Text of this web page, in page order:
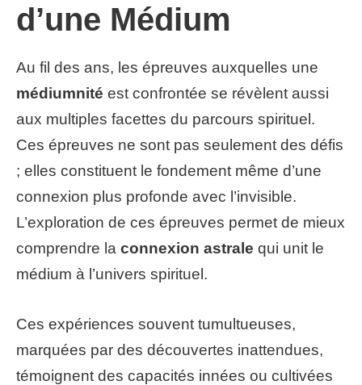
d’une Médium
Au fil des ans, les épreuves auxquelles une
médiumnité est confrontée se révèlent aussi
aux multiples facettes du parcours spirituel.
Ces épreuves ne sont pas seulement des défis
; elles constituent le fondement même d’une
connexion plus profonde avec l’invisible.
L’exploration de ces épreuves permet de mieux
comprendre la connexion astrale qui unit le
médium à l’univers spirituel.
Ces expériences souvent tumultueuses,
marquées par des découvertes inattendues,
témoignent des capacités innées ou cultivées